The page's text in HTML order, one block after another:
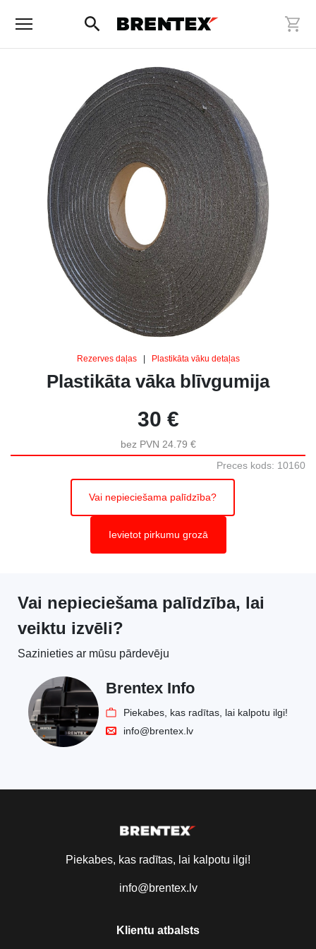
Rezerves daļas| Plastikāta vāku detaļas
Plastikāta vāka blīvgumija
30 €
bez PVN 24.79 €
Preces kods: 10160
Vai nepieciešama palīdzība?
Ievietot pirkumu grozā
Vai nepieciešama palīdzība, lai
veiktu izvēli?
Sazinieties ar mūsu pārdevēju
Brentex Info
Piekabes, kas radītas, lai kalpotu ilgi!
info@brentex.lv
Piekabes, kas radītas, lai kalpotu ilgi!
info@brentex.lv
Klientu atbalsts